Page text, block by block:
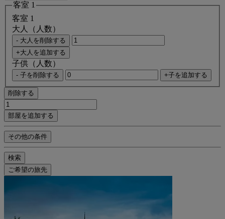
客室 1
客室 1
大人（人数）
- 大人を削除する
+大人を追加する
子供（人数）
- 子を削除する +子を追加する
削除する
部屋を追加する
その他の条件
検索
ご希望の旅先